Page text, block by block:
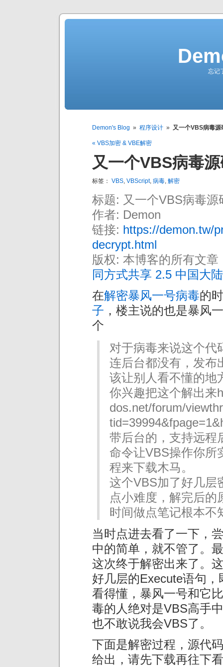
忘记
Demon's Blog » 程序设计 » 又一个VBS病毒源
« VBS加密 & VBE解密
又一个VBS病毒
标签： VBS, VBScript, 病毒, 解密
标题: 又一个VBS病毒源
作者: Demon
链接: https://demon.tw/
decrypt.html
版权: 本博客的所有文章
同方式共享 2.5 中国大陆
在解密暴风一号病毒的
子 ，楼主说的也是暴风
个
对于病毒来说这个代
连后台都没有，发布
该让别人看不懂的地
你兴趣把这个解出来
dos.net/forum/
带后台的，支持远
命令让VBS操作你所
程来下载木马。
这个VBS加了好几层
点小难度，解完后的
时间做点笔记根本不
当时点进去看了一下，
中的简单，就不管了。
这次终于解密出来了。
好几层的Execute语句
看得懂，暴风一号和它
毒的人绝对是VBS高手
也不敢说我会VBS了。
下面是解密过程，源代
给出，请先下载再往下